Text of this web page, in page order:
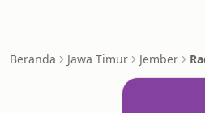
Beranda Jawa Timur Jember